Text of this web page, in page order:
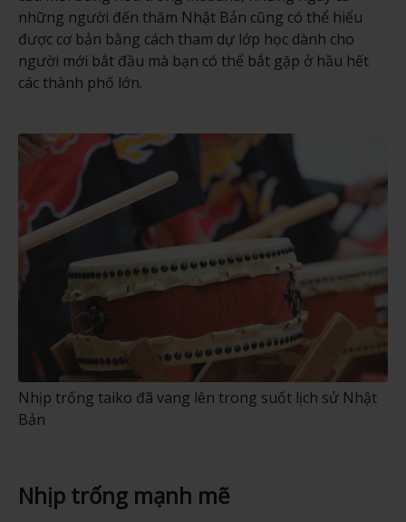
những người đến thăm Nhật Bản cũng có thể hiểu
được cơ bản bằng cách tham dự lớp học dành cho
người mới bắt đầu mà bạn có thể bắt gặp ở hầu hết
các thành phố lớn.
Nhịp trống taiko đã vang lên trong suốt lịch sử Nhật
Bản
Nhịp trống mạnh mẽ